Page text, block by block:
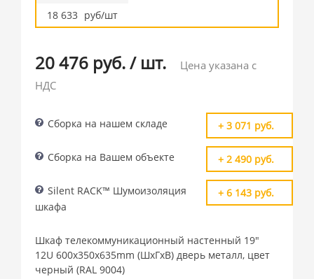
18 633 руб/шт
20 476 руб./ шт.
Цена указана с
НДС
Сборка на нашем складе + 3 071 руб.
Сборка на Вашем объекте + 2 490 руб.
Silent RACK™ Шумоизоляция
шкафа
+ 6 143 руб.
Шкаф телекоммуникационный настенный 19"
12U 600x350x635mm (ШхГхВ) дверь металл, цвет
черный (RAL 9004)